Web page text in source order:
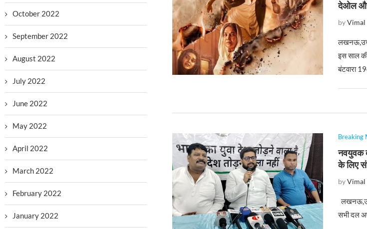
देओल और
by
इस साल
बंटवारा
Breaking
नवयुवक
के लिए
by
सभी दल
October 2022
September 2022
August 2022
July 2022
June 2022
May 2022
April 2022
March 2022
February 2022
January 2022